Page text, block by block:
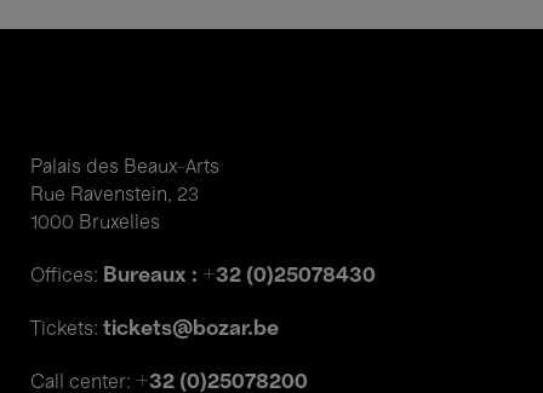
Palais des Beaux-Arts
Rue Ravenstein, 23
1000 Bruxelles
Offices: Bureaux : +32 (0)25078430
Tickets: tickets@bozar.be
Call center: +32 (0)25078200